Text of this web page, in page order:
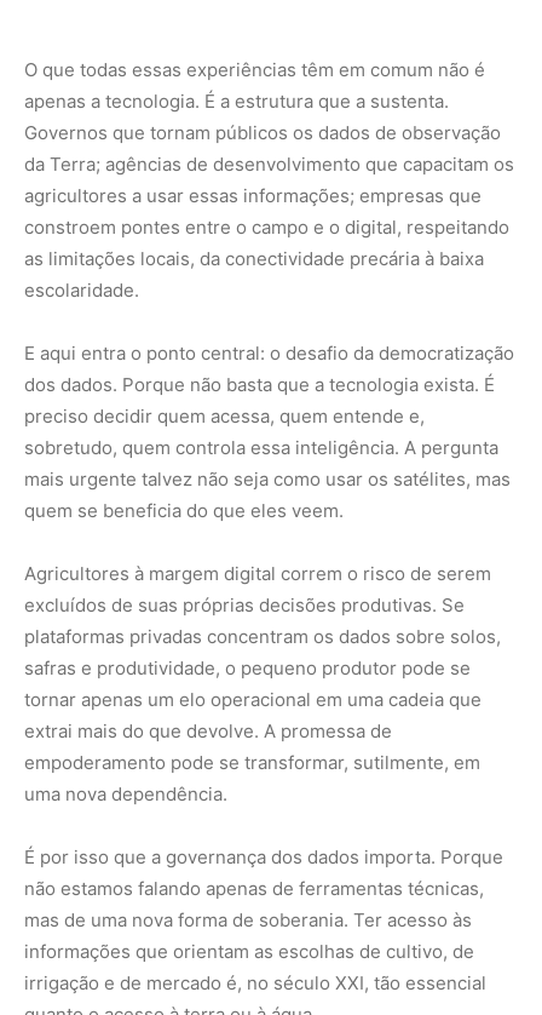
O que todas essas experiências têm em comum não é
apenas a tecnologia. É a estrutura que a sustenta.
Governos que tornam públicos os dados de observação
da Terra; agências de desenvolvimento que capacitam os
agricultores a usar essas informações; empresas que
constroem pontes entre o campo e o digital, respeitando
as limitações locais, da conectividade precária à baixa
escolaridade.
E aqui entra o ponto central: o desafio da democratização
dos dados. Porque não basta que a tecnologia exista. É
preciso decidir quem acessa, quem entende e,
sobretudo, quem controla essa inteligência. A pergunta
mais urgente talvez não seja como usar os satélites, mas
quem se beneficia do que eles veem.
Agricultores à margem digital correm o risco de serem
excluídos de suas próprias decisões produtivas. Se
plataformas privadas concentram os dados sobre solos,
safras e produtividade, o pequeno produtor pode se
tornar apenas um elo operacional em uma cadeia que
extrai mais do que devolve. A promessa de
empoderamento pode se transformar, sutilmente, em
uma nova dependência.
É por isso que a governança dos dados importa. Porque
não estamos falando apenas de ferramentas técnicas,
mas de uma nova forma de soberania. Ter acesso às
informações que orientam as escolhas de cultivo, de
irrigação e de mercado é, no século XXI, tão essencial